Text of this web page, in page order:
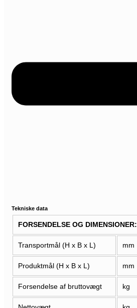
Tekniske data
FORSENDELSE OG DIMENSIONER:
Transportmål (H x B x L) mm
Produktmål (H x B x L) mm
Forsendelse af bruttovægt kg